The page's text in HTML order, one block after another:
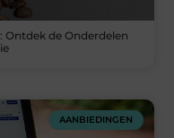
Ontdek de Onderdelen
AANBIEDINGEN